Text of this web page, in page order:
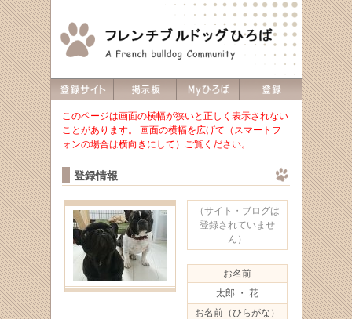
このページは画面の横幅が狭いと正しく表示されない
ことがあります。 画面の横幅を広げて（スマートフ
ォンの場合は横向きにして）ご覧ください。
登録情報
（サイト・ブログは
登録されていませ
ん）
お名前
太郎 ・ 花
お名前（ひらがな）